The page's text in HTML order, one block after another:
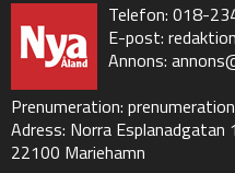
Telefon: 018-
E-post:
Annons:
Prenumeration:
Adress: Norra Esplanadgatan 1
22100 Mariehamn